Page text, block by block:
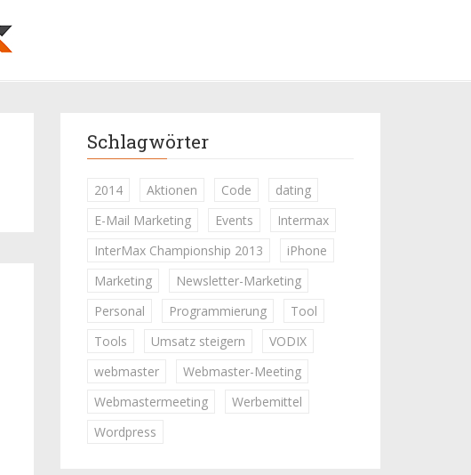
Schlagwörter
2014 Aktionen Code
dating
E-Mail Marketing
Events
Intermax
InterMax Championship 2013
iPhone
Marketing
Newsletter-Marketing
Personal
Programmierung
Tool
Tools
Umsatz steigern
VODIX
webmaster
Webmaster-Meeting
Webmastermeeting
Werbemittel
Wordpress